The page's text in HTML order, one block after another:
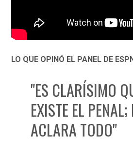
LO QUE OPINÓ EL PANEL DE ESPN
"ES CLARÍSIMO
EXISTE EL
ACLARA TODO"